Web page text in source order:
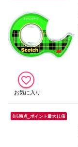
8/6時点_ポイント最大11倍